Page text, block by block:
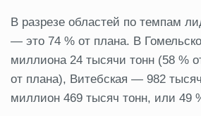
В разрезе областей по темпам
— это 74 % от плана. В
миллиона 24 тысячи тонн (58 %
от плана), Витебская — 982
миллион 469 тысяч тонн, или 49